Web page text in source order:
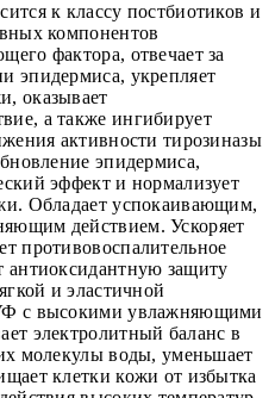
к классу постбиотиков и
компонентов
фактора, отвечает за
эпидермиса, укрепляет
оказывает
а также ингибирует
активности тирозиназы
эпидермиса,
эффект и нормализует
Обладает успокаивающим,
действием. Ускоряет
противовоспалительное
антиоксидантную защиту
и эластичной
с высокими увлажняющими
электролитный баланс в
молекулы воды, уменьшает
клетки кожи от избытка